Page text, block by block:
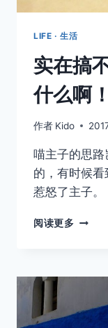
LIFE · 生活
实在搞
什么啊！
作者 Kido
喵主子的思
的，有时候
惹怒了主子。
阅读更多
懂
子